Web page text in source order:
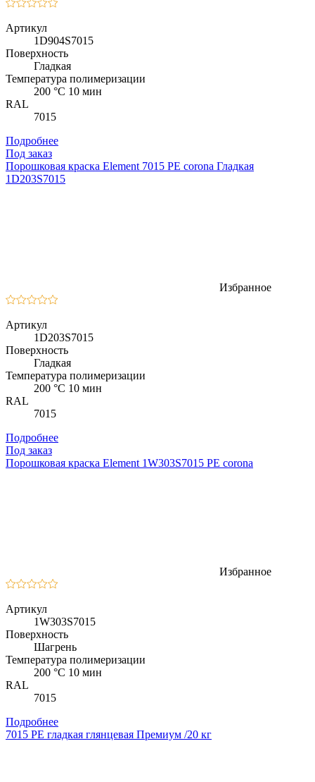
Артикул
1D904S7015
Поверхность
Гладкая
Температура полимеризации
200 °C 10 мин
RAL
7015
Подробнее
Под заказ
Порошковая краска Element 7015 PE corona Гладкая
1D203S7015
Избранное
Артикул
1D203S7015
Поверхность
Гладкая
Температура полимеризации
200 °C 10 мин
RAL
7015
Подробнее
Под заказ
Порошковая краска Element 1W303S7015 PE corona
Избранное
Артикул
1W303S7015
Поверхность
Шагрень
Температура полимеризации
200 °C 10 мин
RAL
7015
Подробнее
7015 PE гладкая глянцевая Премиум /20 кг